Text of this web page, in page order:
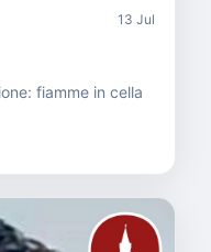
13 Jul
fiamme in cella